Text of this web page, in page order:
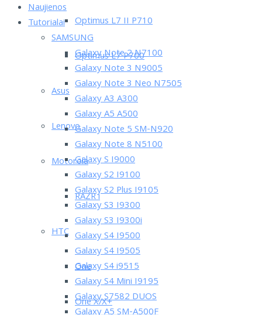
Optimus L7 II P710
Optimus L7 P700
Asus
Lenovo
Motorola
RAZR i
HTC
One
One X/X+
Naujienos
Tutorialai
SAMSUNG
Galaxy Note 2 N7100
Galaxy Note 3 N9005
Galaxy Note 3 Neo N7505
Galaxy A3 A300
Galaxy A5 A500
Galaxy Note 5 SM-N920
Galaxy Note 8 N5100
Galaxy S I9000
Galaxy S2 I9100
Galaxy S2 Plus I9105
Galaxy S3 I9300
Galaxy S3 I9300i
Galaxy S4 I9500
Galaxy S4 I9505
Galaxy S4 i9515
Galaxy S4 Mini I9195
Galaxy S7582 DUOS